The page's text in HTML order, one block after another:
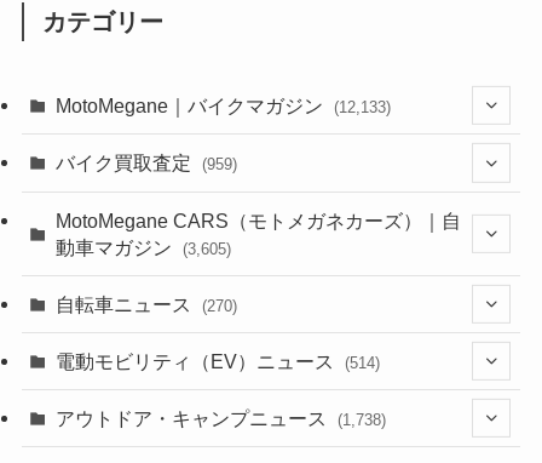
カテゴリー
MotoMegane｜バイクマガジン (12,133)
(44)
(1,242)
(638)
(118)
(60)
(252)
(38) (249)
(306)
(6,956)
(2,473)
(1,226)
バイク買取査定 (959)
(352)
MotoMegane CARS（モトメガネカーズ）｜自
動車マガジン
(3,605)
(185)
自転車ニュース (270)
(54)
(211)
電動モビリティ（EV）ニュース (514)
(132)
アウトドア・キャンプニュース (1,738)